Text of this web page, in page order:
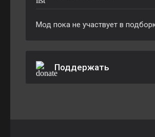
Мод пока не участвует в
Поддержать